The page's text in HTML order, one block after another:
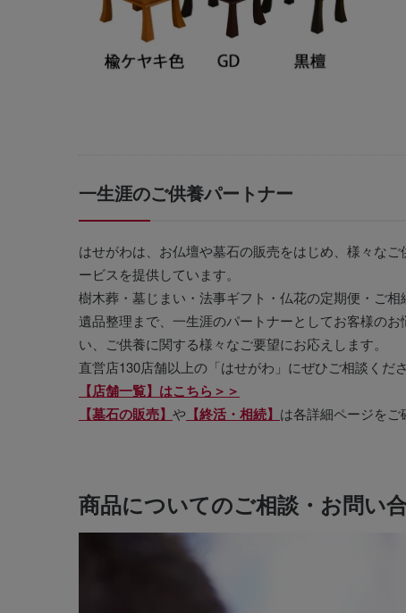
一生涯のご供養パートナー
はせがわは、お仏壇や墓石の販売をはじめ、様々なご
ービスを提供しています。
樹木葬・墓じまい・法事ギフト・仏花の定期便・ご相
遺品整理まで、一生涯のパートナーとしてお客様のお
い、ご供養に関する様々なご要望にお応えします。
直営店130店舗以上の「はせがわ」にぜひご相談くださ
【店舗一覧】はこちら＞＞
【墓石の販売】 や 【終活・相続】 は各詳細ページをご
商品についてのご相談・お問い